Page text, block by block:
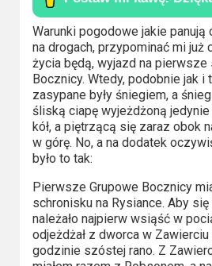
Wszystkie
recenzje
seriali
Kategorie
Bollywood
&
s-
ka
Filmy
Warunki pogodowe jakie
na drogach, przypominać mi już
życia będą, wyjazd na
Bocznicy. Wtedy, podobnie jak i
zasypane były śniegiem, a
śliską ciapę wyjeżdżoną
kół, a piętrzącą się zaraz obok
w górę. No, a na dodatek
było to tak:
Pierwsze Grupowe Bocznicy
schronisku na Rysiance. Aby
należało najpierw wsiąść w
odjeżdżał z dworca w Zawierciu
godzinie szóstej rano. Z